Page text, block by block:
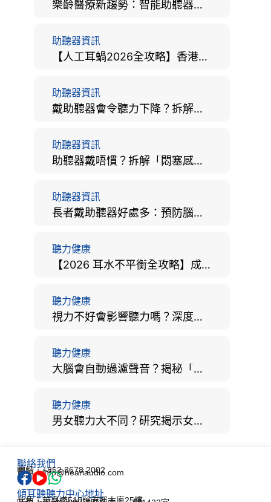
樂齡醫療新趨勢：智能助聽器結合 AI 眼底相機，如何全方位守護長者健康？
助聽器資訊
【人工耳蝸2026全攻略】香港手術費用、原理與副作用評估！
助聽器資訊
戴助聽器會令聽力下降？拆解越戴越聾迷思與聽覺剝奪真相
助聽器資訊
助聽器戴唔慣？拆解「悶塞感」成因、堵耳效應與 4 週適應期全攻略
助聽器資訊
長者戴助聽器好處多：預防腦退化、9大誤區破解及家屬陪伴全手冊
聽力健康
【2026 耳水不平衡全攻略】成因、病徵、治療及改善方法
聽力健康
視力不好會影響聽力嗎？深度拆解大腦「眼耳並用」的科學秘密
聽力健康
大腦會自動過濾聲音？揭秘「聽覺注意」機制與聽力健康的深層關係
聽力健康
男女聽力大不同？研究揭示女性聽覺更靈敏！為何男性更易聽力損失？
聯絡我們
電話：+852 3678 2002
電郵：info@heariaudio.com
傾耳聽聽力中心地址